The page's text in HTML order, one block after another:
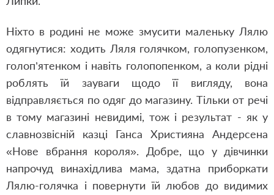
Ніхто в родині не може змусити маленьку Лялю
одягнутися: ходить Ляля голячком, голопузенком,
голоп’ятенком і навіть голопопенком, а коли рідні
роблять їй зауваги щодо її вигляду, вона
відправляється по одяг до магазину. Тільки от речі
в тому магазині невидимі, тож і результат - як у
славнозвісній казці Ганса Християна Андерсена
«Нове вбрання короля». Добре, що у дівчинки
напрочуд винахідлива мама, здатна приборкати
Лялю-голячка і повернути їй любов до видимих